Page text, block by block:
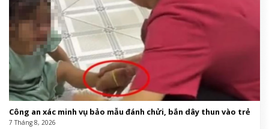
Công an xác minh vụ bảo mẫu đánh chửi, bắn dây thun vào trẻ
7 Tháng 8, 2026